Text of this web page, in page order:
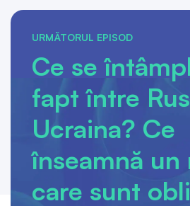
URMĂTORUL EPISOD
Ce se
fapt între
Ucraina? Ce
înseamnă un
care sunt